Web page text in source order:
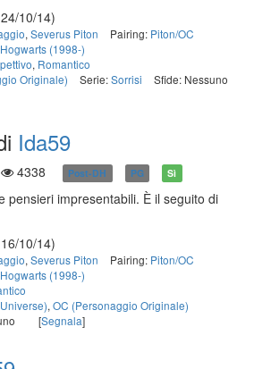
10/14)
, Severus Piton Pairing: Piton/OC
(1998-)
, Romantico
Originale) Serie:Sorrisi
Sfide: Nessuno
Ida59
4338 Post-DH PG Sì
pensieri impresentabili. È il seguito di
10/14)
, Severus Piton Pairing: Piton/OC
(1998-)
, OC (Personaggio Originale)
[Segnala]